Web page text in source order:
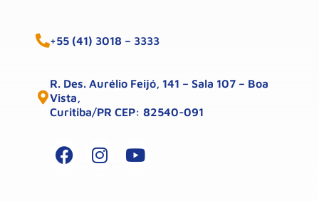
+55 (41) 3018 – 3333
R. Des. Aurélio Feijó, 141 – Sala 107 – Boa
Vista,
Curitiba/PR CEP: 82540-091